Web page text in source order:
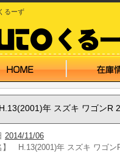
るーず
H.13(2001)年 スズキ ワゴンR
2014/11/06
】 H.13(2001)年 スズキ ワゴ